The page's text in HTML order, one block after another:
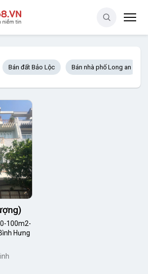
Bán đất Bảo Lộc Bán nhà phố Long an
Hưng